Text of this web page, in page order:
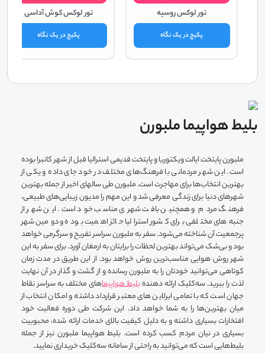
تور لوکس روسیه
پکیج در یک نگاه
تور لوکس کوش آداسی
پکیج در یک نگاه
بلیط هواپیما ملبورن
ملبورن پایتخت ایالت ویکتوریا و پایتخت قدیمی استرالیا قبل از شهر کانبرا بوده
است. این شهر مردمانی با فرهنگ‌های مختلف در خود جای داده و یکی از
بهترین انتخاب‌ها برای مهاجرت است. ملبورن طی سالهای اخیر از جمله بهترین
شهر‌های دنیا برای زندگی معرفی شد و این مهم را مدیون زیبایی‌های طبیعی،
فرهنگ مردم و همچنین بافت شهری مناسب خود است. این شهر از
جنبه‌های مختلفی برای کشور استرالیا حائز اهمیت بوده و دومین شهر
پرجمعیت آن شناخته می‌شود. سفر به ملبورن سراسر تفریح و سرگرمی خواهد
بود و بی‌شک می‌تواند بهترین لحظات را برایتان به ارمغان آورد. برای سفر به این
شهر روش هوایی مناسب‌ترین روش خواهد بود. از این طریق در مدت زمان
کوتاهی می‌توانید خودتان را به ملبورن رسانده و از گشت و گذار در آن نهایت
لذت را ببرید. سه‌کلیک ارائه دهندهبلیط هواپیما‌های مختلف به سراسر نقاط
جهان است که با تمامی ایرلاین های معتبر قرارداد داشته و امکان انتخاب از
میان بهترین‌ها را به شما خواهد داد. این شرکت طی دوره فعالیت خود
افتخارات بسیاری داشته و به دلیل کیفیت بالای خدمات ارائه شده، محبوبیت
بسیاری در نیان مردم کسب کرده است. بلیط هواپیما ملبورن نیز از جمله
بلیط‌هایی است که می‌توانید به راحتی از سامانه سه‌کلیک خریداری نمایید.